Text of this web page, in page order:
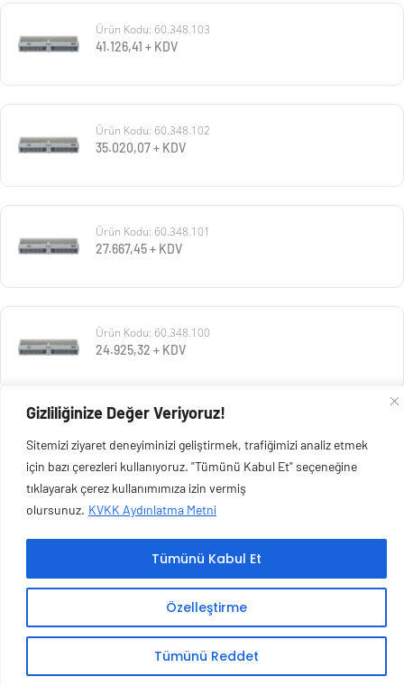
Gizliliğinize Değer Veriyoruz!
Sitemizi ziyaret deneyiminizi geliştirmek, trafiğimizi analiz etmek
için bazı çerezleri kullanıyoruz. "Tümünü Kabul Et" seçeneğine
tıklayarak çerez kullanımımıza izin vermiş
olursunuz. KVKK Aydınlatma Metni
Özelleştirme
Tümünü Reddet
Tümünü Kabul Et
Ürün Kodu: 60.348.103
41.126,41 + KDV
Ürün Kodu: 60.348.102
35.020,07+ KDV
Ürün Kodu: 60.348.101
27.667,45+ KDV
Ürün Kodu: 60.348.100
24.925,32 + KDV
26.515,07+ KDV
Copyright © 2026 Esen Isıtma Soğutma İnşaat Ltd Şti | Tüm Hakları Saklıdır.